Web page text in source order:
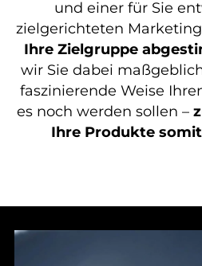
und einer für Sie
zielgerichteten
Ihre Zielgruppe
wir Sie dabei
faszinierende Weise
es noch werden sollen –
Ihre Produkte